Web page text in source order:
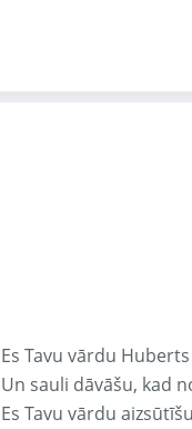
Es Tavu vārdu
Un sauli dāvāšu, kad
Es Tavu vārdu